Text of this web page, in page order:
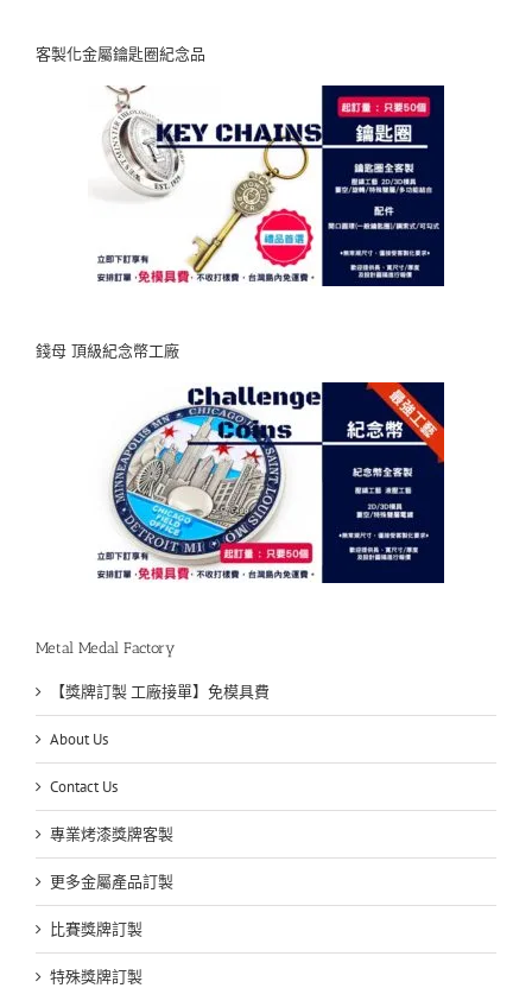
客製化金屬鑰匙圈紀念品
錢母 頂級紀念幣工廠
Metal Medal Factory
【獎牌訂製 工廠接單】免模具費
About Us
Contact Us
專業烤漆獎牌客製
更多金屬產品訂製
比賽獎牌訂製
特殊獎牌訂製